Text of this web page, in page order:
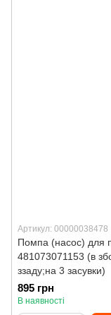
Артикул: 00000038478
Помпа (насос) для
481073071153 (в
ззаду;на 3 засувки)
895 грн
В наявності